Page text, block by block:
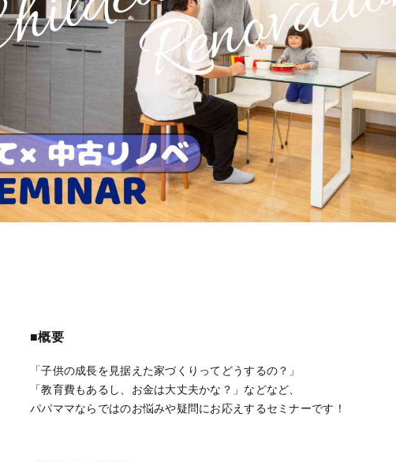
■概要
「子供の成長を見据えた家づくりってどうするの？」
「教育費もあるし、お金は大丈夫かな？」などなど、
パパママならではのお悩みや疑問にお応えするセミナーです！